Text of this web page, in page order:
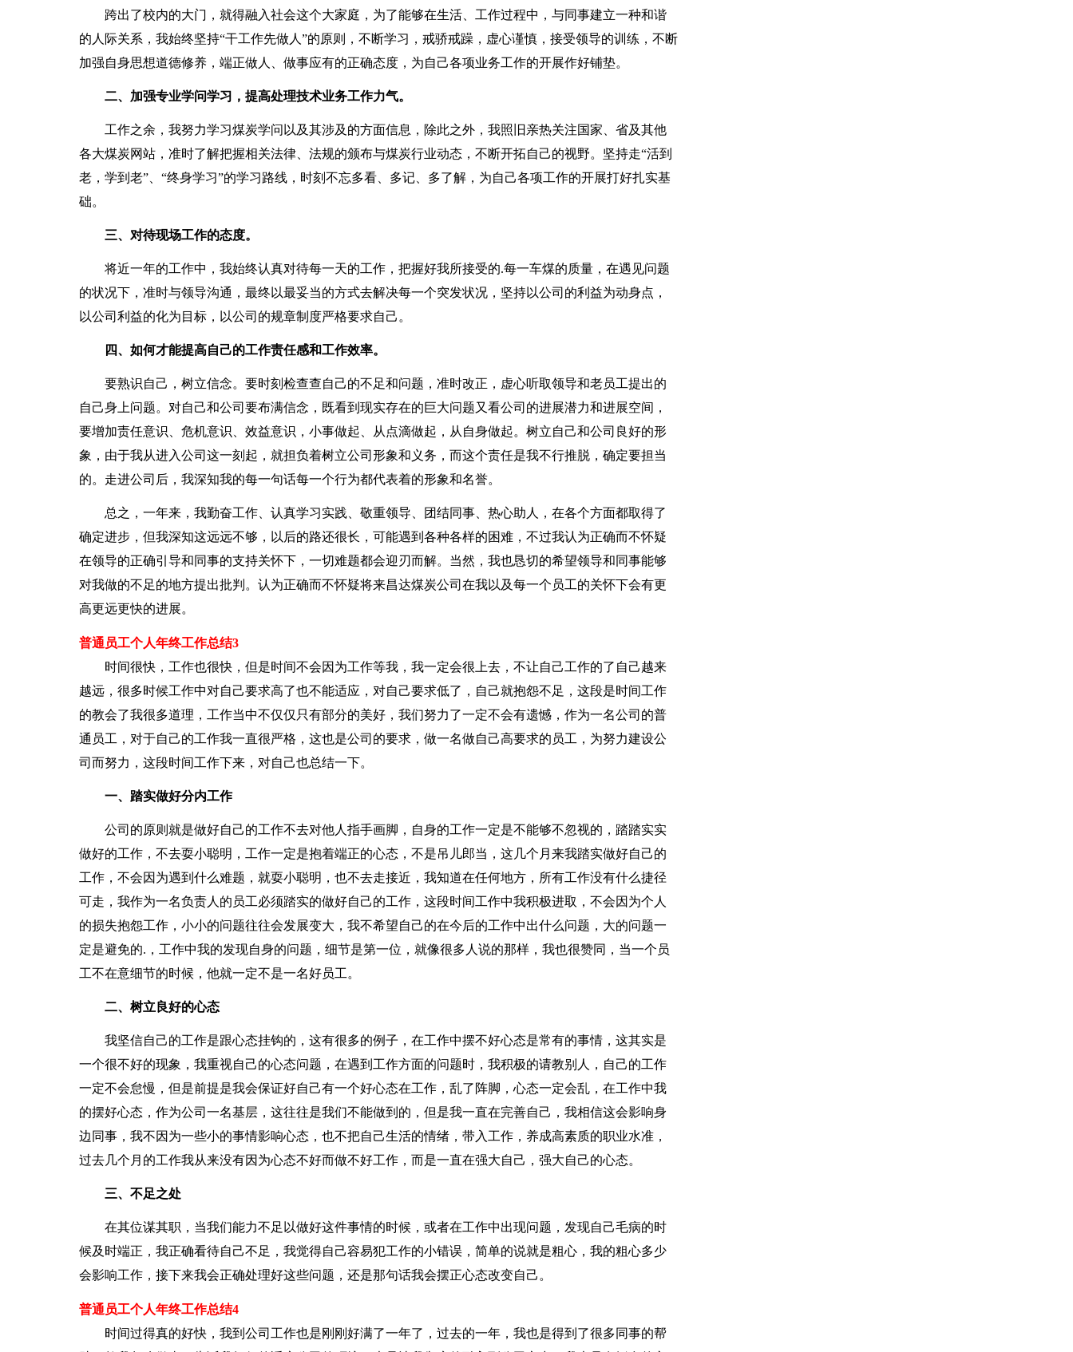
跨出了校内的大门，就得融入社会这个大家庭，为了能够在生活、工作过程中，与同事建立一种和谐
的人际关系，我始终坚持“干工作先做人”的原则，不断学习，戒骄戒躁，虚心谨慎，接受领导的训练，不断
加强自身思想道德修养，端正做人、做事应有的正确态度，为自己各项业务工作的开展作好铺垫。
二、加强专业学问学习，提高处理技术业务工作力气。
工作之余，我努力学习煤炭学问以及其涉及的方面信息，除此之外，我照旧亲热关注国家、省及其他
各大煤炭网站，准时了解把握相关法律、法规的颁布与煤炭行业动态，不断开拓自己的视野。坚持走“活到
老，学到老”、“终身学习”的学习路线，时刻不忘多看、多记、多了解，为自己各项工作的开展打好扎实基
础。
三、对待现场工作的态度。
将近一年的工作中，我始终认真对待每一天的工作，把握好我所接受的.每一车煤的质量，在遇见问题
的状况下，准时与领导沟通，最终以最妥当的方式去解决每一个突发状况，坚持以公司的利益为动身点，
以公司利益的化为目标，以公司的规章制度严格要求自己。
四、如何才能提高自己的工作责任感和工作效率。
要熟识自己，树立信念。要时刻检查查自己的不足和问题，准时改正，虚心听取领导和老员工提出的
自己身上问题。对自己和公司要布满信念，既看到现实存在的巨大问题又看公司的进展潜力和进展空间，
要增加责任意识、危机意识、效益意识，小事做起、从点滴做起，从自身做起。树立自己和公司良好的形
象，由于我从进入公司这一刻起，就担负着树立公司形象和义务，而这个责任是我不行推脱，确定要担当
的。走进公司后，我深知我的每一句话每一个行为都代表着的形象和名誉。
总之，一年来，我勤奋工作、认真学习实践、敬重领导、团结同事、热心助人，在各个方面都取得了
确定进步，但我深知这远远不够，以后的路还很长，可能遇到各种各样的困难，不过我认为正确而不怀疑
在领导的正确引导和同事的支持关怀下，一切难题都会迎刃而解。当然，我也恳切的希望领导和同事能够
对我做的不足的地方提出批判。认为正确而不怀疑将来昌达煤炭公司在我以及每一个员工的关怀下会有更
高更远更快的进展。
普通员工个人年终工作总结3
时间很快，工作也很快，但是时间不会因为工作等我，我一定会很上去，不让自己工作的了自己越来
越远，很多时候工作中对自己要求高了也不能适应，对自己要求低了，自己就抱怨不足，这段是时间工作
的教会了我很多道理，工作当中不仅仅只有部分的美好，我们努力了一定不会有遗憾，作为一名公司的普
通员工，对于自己的工作我一直很严格，这也是公司的要求，做一名做自己高要求的员工，为努力建设公
司而努力，这段时间工作下来，对自己也总结一下。
一、踏实做好分内工作
公司的原则就是做好自己的工作不去对他人指手画脚，自身的工作一定是不能够不忽视的，踏踏实实
做好的工作，不去耍小聪明，工作一定是抱着端正的心态，不是吊儿郎当，这几个月来我踏实做好自己的
工作，不会因为遇到什么难题，就耍小聪明，也不去走接近，我知道在任何地方，所有工作没有什么捷径
可走，我作为一名负责人的员工必须踏实的做好自己的工作，这段时间工作中我积极进取，不会因为个人
的损失抱怨工作，小小的问题往往会发展变大，我不希望自己的在今后的工作中出什么问题，大的问题一
定是避免的.，工作中我的发现自身的问题，细节是第一位，就像很多人说的那样，我也很赞同，当一个员
工不在意细节的时候，他就一定不是一名好员工。
二、树立良好的心态
我坚信自己的工作是跟心态挂钩的，这有很多的例子，在工作中摆不好心态是常有的事情，这其实是
一个很不好的现象，我重视自己的心态问题，在遇到工作方面的问题时，我积极的请教别人，自己的工作
一定不会怠慢，但是前提是我会保证好自己有一个好心态在工作，乱了阵脚，心态一定会乱，在工作中我
的摆好心态，作为公司一名基层，这往往是我们不能做到的，但是我一直在完善自己，我相信这会影响身
边同事，我不因为一些小的事情影响心态，也不把自己生活的情绪，带入工作，养成高素质的职业水准，
过去几个月的工作我从来没有因为心态不好而做不好工作，而是一直在强大自己，强大自己的心态。
三、不足之处
在其位谋其职，当我们能力不足以做好这件事情的时候，或者在工作中出现问题，发现自己毛病的时
候及时端正，我正确看待自己不足，我觉得自己容易犯工作的小错误，简单的说就是粗心，我的粗心多少
会影响工作，接下来我会正确处理好这些问题，还是那句话我会摆正心态改变自己。
普通员工个人年终工作总结4
时间过得真的好快，我到公司工作也是刚刚好满了一年了，过去的一年，我也是得到了很多同事的帮